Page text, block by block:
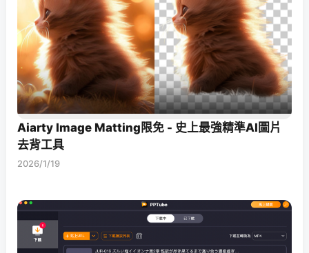
Aiarty Image Matting限免 - 史上最強精準AI圖片
去背工具
2026/1/19